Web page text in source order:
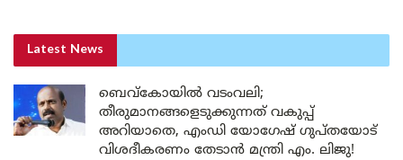
Latest News
ബെവ്കോയിൽ വടംവലി;
തീരുമാനങ്ങളെടുക്കുന്നത് വകുപ്പ്
അറിയാതെ, എംഡി യോഗേഷ് ഗുപ്തയോട്
വിശദീകരണം തേടാൻ മന്ത്രി എം. ലിജു!